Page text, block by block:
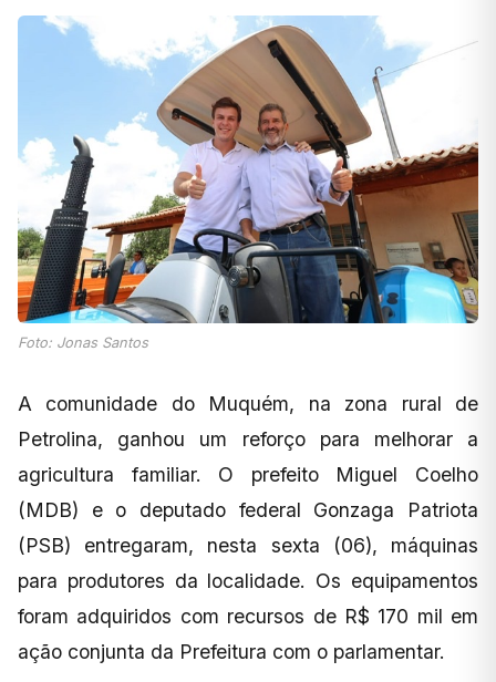
Foto: Jonas Santos
A comunidade do Muquém, na zona rural de
Petrolina, ganhou um reforço para melhorar a
agricultura familiar. O prefeito Miguel Coelho
(MDB) e o deputado federal Gonzaga Patriota
(PSB) entregaram, nesta sexta (06), máquinas
para produtores da localidade. Os equipamentos
foram adquiridos com recursos de R$ 170 mil em
ação conjunta da Prefeitura com o parlamentar.